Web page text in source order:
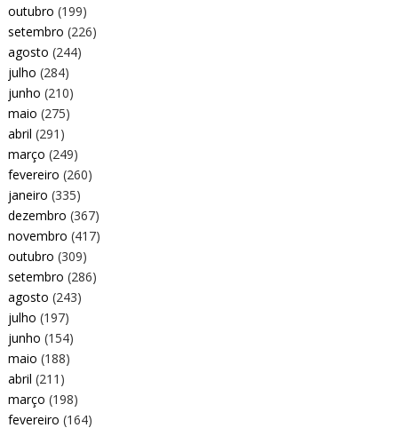
outubro (199)
setembro (226)
agosto (244)
julho (284)
junho (210)
maio (275)
abril (291)
março (249)
fevereiro (260)
janeiro (335)
dezembro (367)
novembro (417)
outubro (309)
setembro (286)
agosto (243)
julho (197)
junho (154)
maio (188)
abril (211)
março (198)
fevereiro (164)